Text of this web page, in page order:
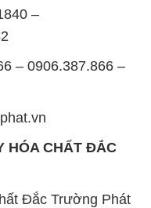
–
– 0906.387.866 –
HÓA CHẤT ĐẮC
Đắc Trường Phát